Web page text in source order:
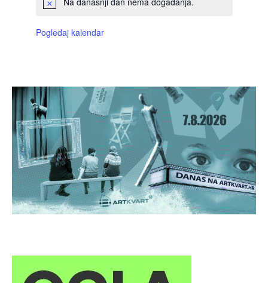
Pogledaj kalendar